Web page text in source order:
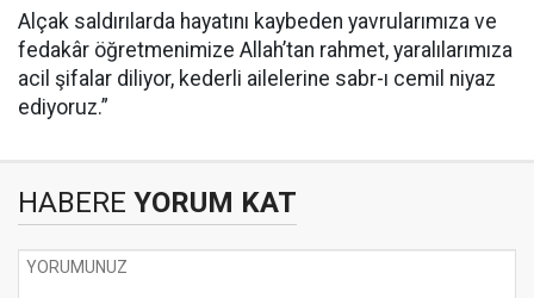
Alçak saldırılarda hayatını kaybeden yavrularımıza ve
fedakâr öğretmenimize Allah’tan rahmet, yaralılarımıza
acil şifalar diliyor, kederli ailelerine sabr-ı cemil niyaz
ediyoruz.”
HABERE YORUM KAT